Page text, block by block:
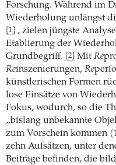
Forschung. Während im
Wiederholung unlängst
[1]
, zielen jüngste
Etablierung der
Grundbegriff.
[2] Mit Re
Reinszenierungen, Re
künstlerischen Formen
lose Einsätze von
Fokus, wodurch, so die
„bislang unbekannte
zum Vorschein kommen
zehn Aufsätzen, unter
Beiträge befinden, die